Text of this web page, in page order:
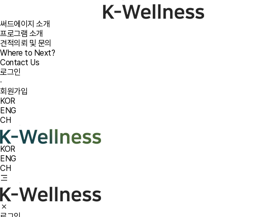
써드에이지 소개
프로그램 소개
견적의뢰 및 문의
Where to Next?
Contact Us
로그인
·
회원가입
KOR
ENG
CH
KOR
ENG
CH